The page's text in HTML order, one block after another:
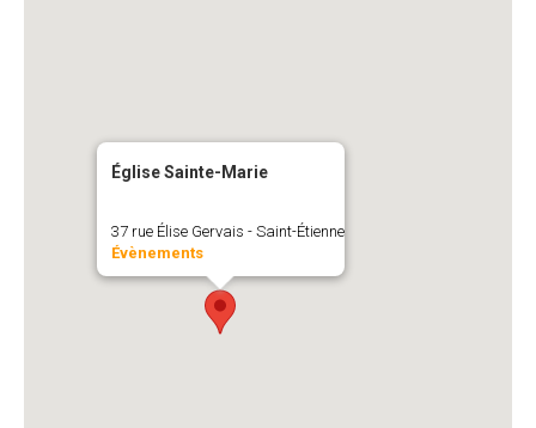
Église Sainte-Marie
37 rue Élise Gervais - Saint-Étienne
Évènements